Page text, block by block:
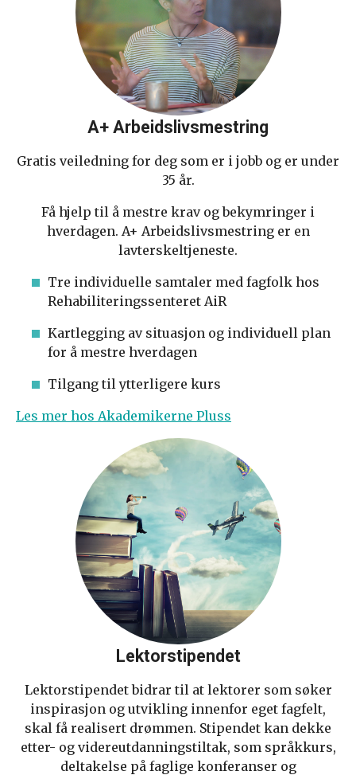
A+ Arbeidslivsmestring
Gratis veiledning for deg som er i jobb og er under
35 år.
Få hjelp til å mestre krav og bekymringer i
hverdagen. A+ Arbeidslivsmestring er en
lavterskeltjeneste.
Tre individuelle samtaler med fagfolk hos
Rehabiliteringssenteret AiR
Kartlegging av situasjon og individuell plan
for å mestre hverdagen
Tilgang til ytterligere kurs
Les mer hos Akademikerne Pluss
Lektorstipendet
Lektorstipendet bidrar til at lektorer som søker
inspirasjon og utvikling innenfor eget fagfelt,
skal få realisert drømmen. Stipendet kan dekke
etter- og videreutdanningstiltak, som språkkurs,
deltakelse på faglige konferanser og